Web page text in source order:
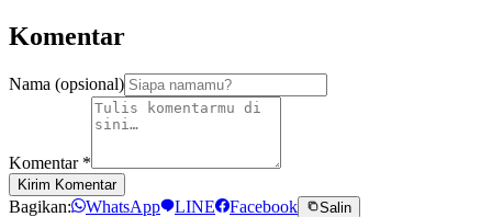
Komentar
Nama (opsional)
Komentar *
Kirim Komentar
Bagikan: WhatsApp LINE Facebook Salin